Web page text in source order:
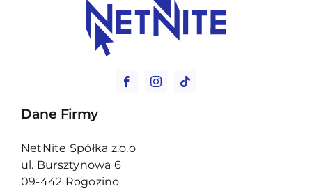
Dane Firmy
NetNite Spółka z.o.o
ul. Bursztynowa 6
09-442 Rogozino